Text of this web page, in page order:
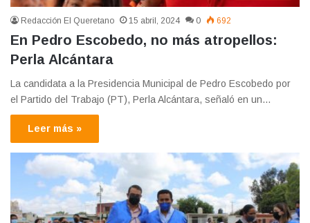
Redacción El Queretano 15 abril, 2024 0 692
En Pedro Escobedo, no más atropellos:
Perla Alcántara
La candidata a la Presidencia Municipal de Pedro Escobedo por
el Partido del Trabajo (PT), Perla Alcántara, señaló en un…
Leer más »